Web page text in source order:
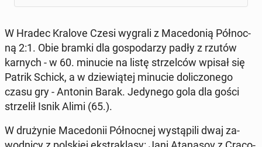
W Hradec Kralove Czesi wygrali z Ma­ce­do­nią Pół­noc­
ną 2:1. Obie bramki dla go­spo­da­rzy padły z rzutów
karnych - w 60. minucie na listę strzel­ców wpisał się
Patrik Schick, a w dzie­wią­tej minucie do­li­czo­ne­go
czasu gry - Antonin Barak. Je­dy­ne­go gola dla gości
strze­lił Isnik Alimi (65.).
W dru­ży­nie Ma­ce­do­nii Pół­noc­nej wy­stą­pi­li dwaj za­